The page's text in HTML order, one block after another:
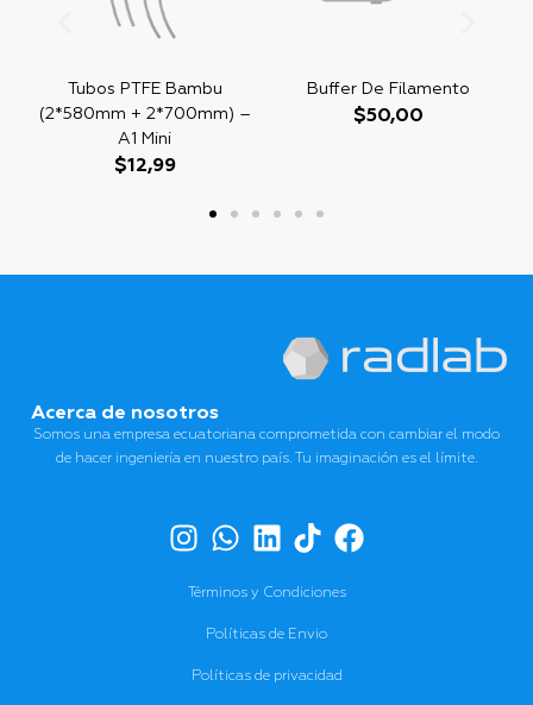
Tubos PTFE Bambu
(2*580mm + 2*700mm) –
A1 Mini
$12,99
Buffer De Filamento
$50,00
Acerca de nosotros
Somos una empresa ecuatoriana comprometida con cambiar el modo
de hacer ingeniería en nuestro país. Tu imaginación es el límite.
Términos y Condiciones
Políticas de Envio
Políticas de privacidad